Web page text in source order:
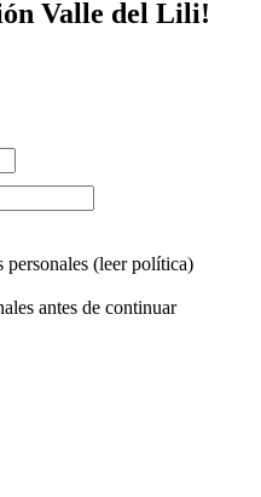
Valle del Lili!
personales (leer política)
antes de continuar